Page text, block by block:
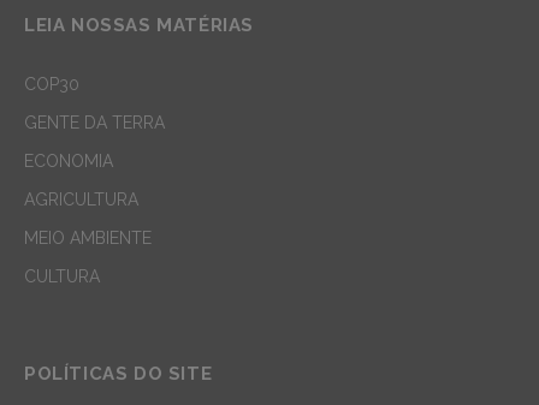
LEIA NOSSAS MATÉRIAS
COP30
GENTE DA TERRA
ECONOMIA
AGRICULTURA
MEIO AMBIENTE
CULTURA
POLÍTICAS DO SITE